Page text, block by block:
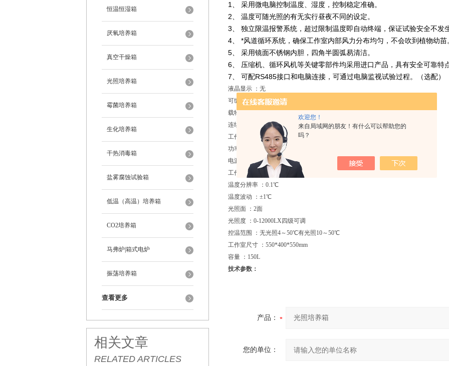
欢迎您！
来自局域网的朋友！有什么可以帮助您的
吗？
恒温恒湿箱
厌氧培养箱
真空干燥箱
光照培养箱
霉菌培养箱
生化培养箱
干热消毒箱
盐雾腐蚀试验箱
低温（高温）培养箱
CO2培养箱
马弗炉|箱式电炉
振荡培养箱
查看更多
相关文章
RELATED ARTICLES
1、 采用微电脑控制温度、湿度，控制稳定准确。
2、 温度可随光照的有无实行昼夜不同的设定。
3、 独立限温报警系统，超过限制温度即自动终端，保证试验安全不发
4、 *风道循环系统，确保工作室内部风力分布均匀，不会吹到植物幼苗
5、 采用镜面不锈钢内胆，四角半圆弧易清洁。
6、 压缩机、循环风机等关键零部件均采用进口产品，具有安全可靠特点
7、 可配RS485接口和电脑连接，可通过电脑监视试验过程。（选配）
液晶显示 ：无
可编程功能 ：有
载物托架 ：3块
连续工作时间 ：≥180h
工作室材质 ：镜面不锈钢内胆
功率 ：760W
电源电压 ：220V-50HZ
工作环境温度 ：5～40℃
温度分辨率 ：0.1℃
温度波动 ：±1℃
光照面 ：2面
光照度 ：0-12000LX四级可调
控温范围 ：无光照4～50℃有光照10～50℃
工作室尺寸 ：550*400*550mm
容量 ：150L
技术参数：
产品：
您的单位：